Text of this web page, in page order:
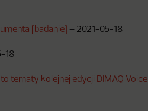
[badanie] – 2021-05-18
18
tematy kolejnej edycji DIMAQ Voice